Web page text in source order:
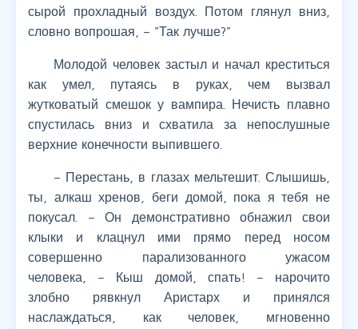
сырой прохладный воздух. Потом глянул вниз,
словно вопрошая, – "Так лучше?"
Молодой человек застыл и начал креститься
как умел, путаясь в руках, чем вызвал
жутковатый смешок у вампира. Нечисть плавно
спустилась вниз и схватила за непослушные
верхние конечности выпившего.
– Перестань, в глазах мельтешит. Слышишь,
ты, алкаш хренов, беги домой, пока я тебя не
покусал. – Он демонстративно обнажил свои
клыки и клацнул ими прямо перед носом
совершенно парализованного ужасом
человека, – Кыш домой, спать! – нарочито
злобно рявкнул Аристарх и принялся
наслаждаться, как человек, мгновенно